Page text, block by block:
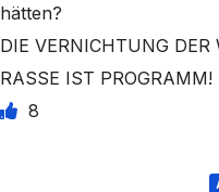
hätten?
DIE VERNICHTUNG DER
RASSE IST PROGRAMM!
8